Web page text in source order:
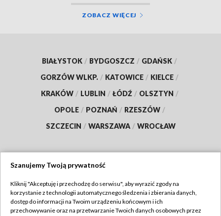
ZOBACZ WIĘCEJ
BIAŁYSTOK / BYDGOSZCZ / GDAŃSK /
GORZÓW WLKP. / KATOWICE / KIELCE /
KRAKÓW / LUBLIN / ŁÓDŹ / OLSZTYN /
OPOLE / POZNAŃ / RZESZÓW /
SZCZECIN / WARSZAWA / WROCŁAW
TVP
Abonament TVP
Regulamin TVP
Szanujemy Twoją prywatność
Kliknij "Akceptuję i przechodzę do serwisu", aby wyrazić zgody na
korzystanie z technologii automatycznego śledzenia i zbierania danych,
dostęp do informacji na Twoim urządzeniu końcowym i ich
przechowywanie oraz na przetwarzanie Twoich danych osobowych przez